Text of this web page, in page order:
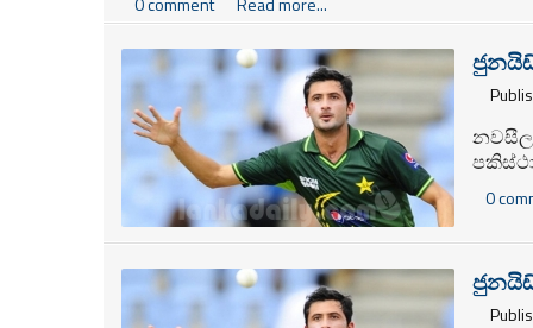
නිලධාරීන්ගේ සංගමය ක්‍රීඩා අමාත්‍යංශයේ
0